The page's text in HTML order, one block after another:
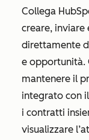
Collega
creare,
direttamente
e opportunità.
mantenere il
integrato con
i contratti
visualizzare